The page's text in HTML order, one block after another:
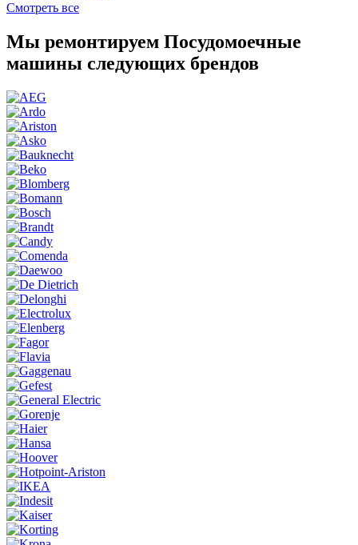
Смотреть все
Мы ремонтируем Посудомоечные
машины следующих брендов